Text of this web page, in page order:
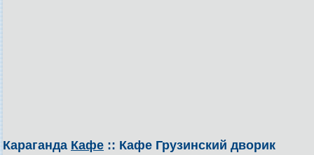
Караганда Кафе :: Кафе Грузинский дворик